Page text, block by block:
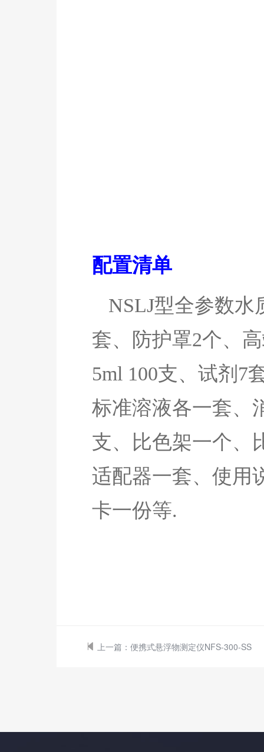
配置清单
NSLJ型全参数水
套、防护罩2个、
5ml 100支、试剂7
标准溶液各一套、
支、比色架一个、
适配器一套、使用
卡一份等.
上一篇： 便携式悬浮物测定仪NFS-300-SS